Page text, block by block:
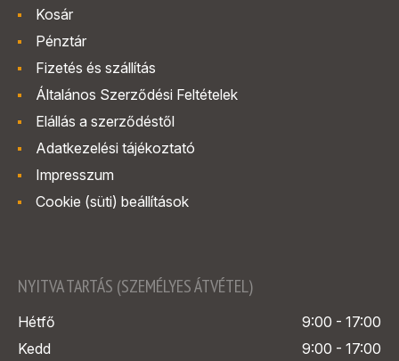
Kosár
Pénztár
Fizetés és szállítás
Általános Szerződési Feltételek
Elállás a szerződéstől
Adatkezelési tájékoztató
Impresszum
Cookie (süti) beállítások
NYITVA TARTÁS (SZEMÉLYES ÁTVÉTEL)
Hétfő
9:00 - 17:00
Kedd
9:00 - 17:00